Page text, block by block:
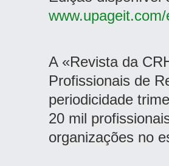
A «Revista da
Profissionais de
periodicidade
20 mil
organizações no